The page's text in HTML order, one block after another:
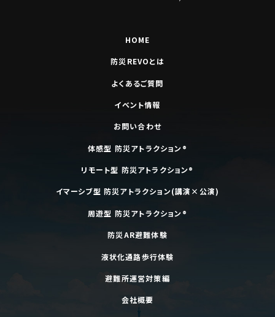
HOME
防災REVOとは
よくあるご質問
イベント情報
お問い合わせ
体感型 防災アトラクション®
リモート型 防災アトラクション®
イマーシブ型 防災アトラクション(講演×公演)
周遊型 防災アトラクション®
防災AR避難体験
液状化通路歩行体験
避難所運営対策編
会社概要